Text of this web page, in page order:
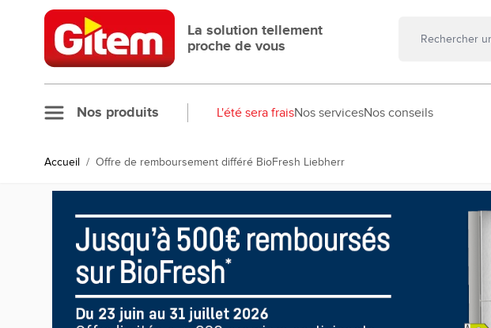
Allez au contenu
La solution tellement
proche de vous
Nos produits L'été sera fraisNos servicesNos conseils
Accueil / Offre de remboursement différé BioFresh Liebherr